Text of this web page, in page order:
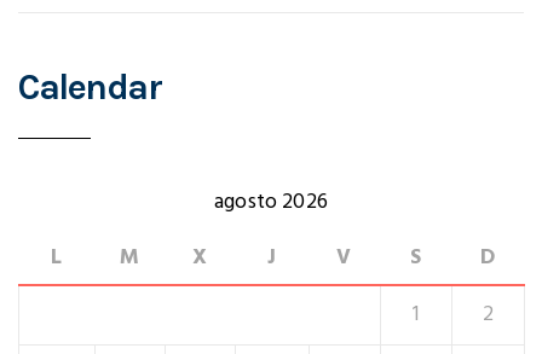
n
Calendar
agosto 2026
L
M X J V S D
1
2